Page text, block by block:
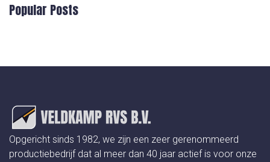
Popular Posts
Opgericht sinds 1982, we zijn een zeer gerenommeerd
productiebedrijf dat al meer dan 40 jaar actief is voor onze